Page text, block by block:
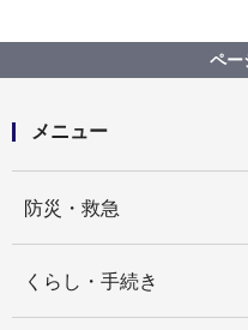
令和
ペー
メニュー
防災・救急
くらし・手続き